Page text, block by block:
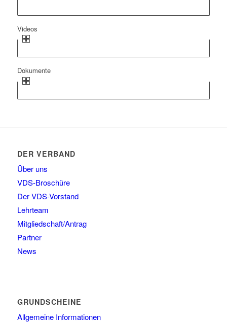
Videos
Dokumente
DER VERBAND
Über uns
VDS-Broschüre
Der VDS-Vorstand
Lehrteam
Mitgliedschaft/Antrag
Partner
News
GRUNDSCHEINE
Allgemeine Informationen